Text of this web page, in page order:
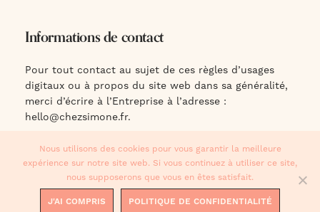
Informations de contact
Pour tout contact au sujet de ces règles d’usages
digitaux ou à propos du site web dans sa généralité,
merci d’écrire à l’Entreprise à l’adresse :
hello@chezsimone.fr.
© 2021, Chez Simone.CGUV-RGPD
Site créé parStudio Polette.
Nous utilisons des cookies pour vous garantir la meilleure
expérience sur notre site web. Si vous continuez à utiliser ce site,
nous supposerons que vous en êtes satisfait.
J'AI COMPRIS POLITIQUE DE CONFIDENTIALITÉ